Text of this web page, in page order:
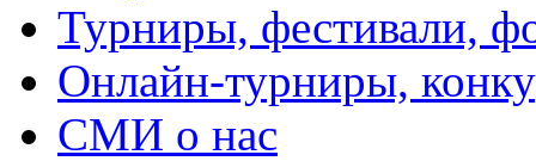
Турниры, фестивали,
Онлайн-турниры,
СМИ о нас